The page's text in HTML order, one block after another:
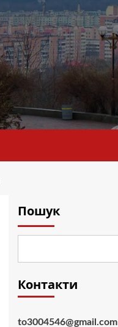
Пошук
Контакти
to3004546@gmail.com